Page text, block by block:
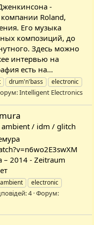
-
Roland,
Его музыка
композиций, до
Здесь можно
интервью на
есть на...
drum'n'bass
electronic
Intelligent Electronics
/ idm / glitch
– 2014 - Zeitraum
ambient
electronic
4 Форум: